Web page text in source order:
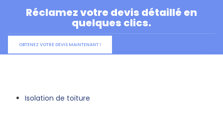
Réclamez votre devis détaillé en
quelques clics.
OBTENEZ VOTRE DEVIS MAINTENANT !
Isolation de toiture